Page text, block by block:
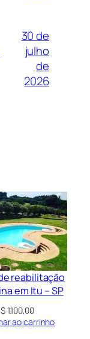
30 de
julho
de
2026
reabilitação
em Itu – SP
1.100,00
ao carrinho